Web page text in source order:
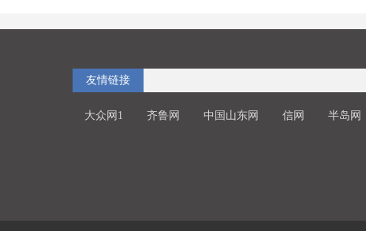
友情链接
大众网1 齐鲁网 中国山东网 信网 半岛网